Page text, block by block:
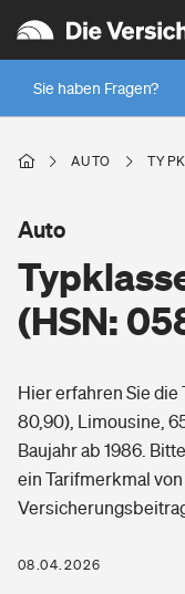
Sie haben Fragen?
Wer versichert was:
Regionalklassen: So
Wer versichert was:
Arbeitsrechtsschutz
Zur Übersicht
Wohnen
Freizeit
Pri­vate Haft­pflicht­
Gesundheit
Private
AUTO
(HSN:
Auto
Hier erfahren Sie die
80,90), Limousine,
Baujahr ab 1986.
ein Tarifmerkmal
08.04.2026